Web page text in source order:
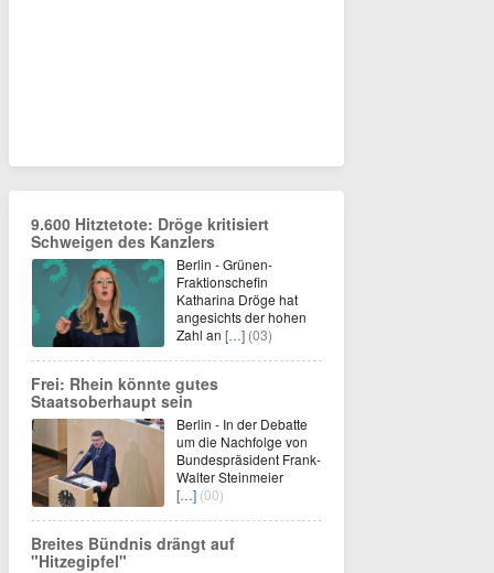
9.600 Hitztetote: Dröge kritisiert
Schweigen des Kanzlers
Berlin - Grünen-
Fraktionschefin
Katharina Dröge hat
angesichts der hohen
Zahl an […] (03)
Frei: Rhein könnte gutes
Staatsoberhaupt sein
Berlin - In der Debatte
um die Nachfolge von
Bundespräsident Frank-
Walter Steinmeier
[…] (00)
Breites Bündnis drängt auf
"Hitzegipfel"